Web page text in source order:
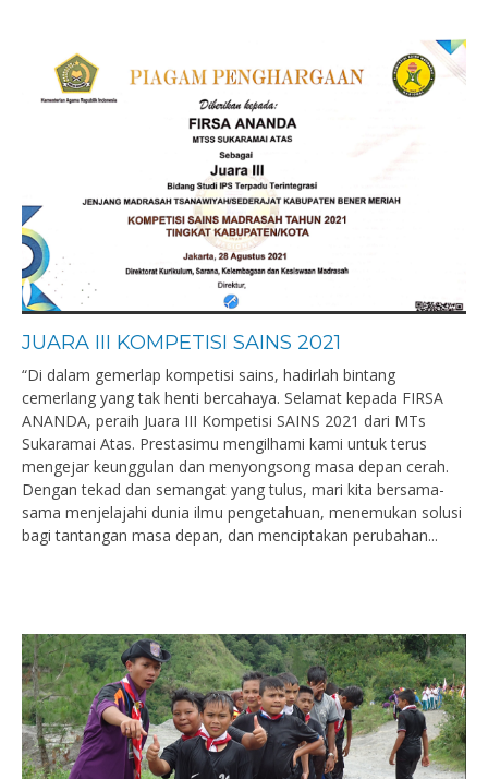
JUARA III KOMPETISI SAINS 2021
“Di dalam gemerlap kompetisi sains, hadirlah bintang
cemerlang yang tak henti bercahaya. Selamat kepada FIRSA
ANANDA, peraih Juara III Kompetisi SAINS 2021 dari MTs
Sukaramai Atas. Prestasimu mengilhami kami untuk terus
mengejar keunggulan dan menyongsong masa depan cerah.
Dengan tekad dan semangat yang tulus, mari kita bersama-
sama menjelajahi dunia ilmu pengetahuan, menemukan solusi
bagi tantangan masa depan, dan menciptakan perubahan...